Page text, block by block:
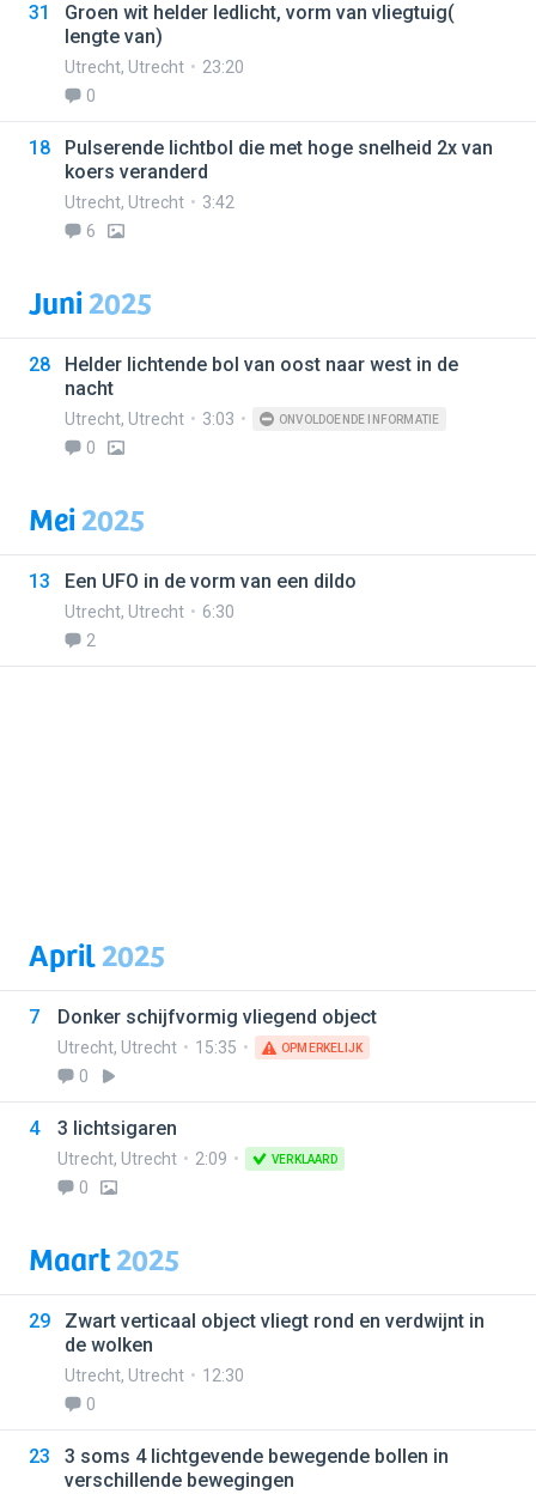
31
Groen wit helder ledlicht, vorm van vliegtuig(
lengte van)
Utrecht, Utrecht
23:20
0
18
Pulserende lichtbol die met hoge snelheid 2x van
koers veranderd
Utrecht, Utrecht
3:42
6
Juni2025
28
Helder lichtende bol van oost naar west in de
nacht
Utrecht, Utrecht 3:03 ONVOLDOENDE INFORMATIE
0
Mei2025
13 Een UFO in de vorm van een dildo
Utrecht, Utrecht
6:30
2
April2025
7 Donker schijfvormig vliegend object
Utrecht, Utrecht 15:35 OPMERKELIJK
0
4 3 lichtsigaren
Utrecht, Utrecht 2:09 VERKLAARD
0
Maart2025
29
Zwart verticaal object vliegt rond en verdwijnt in
de wolken
Utrecht, Utrecht
12:30
0
23
3 soms 4 lichtgevende bewegende bollen in
verschillende bewegingen